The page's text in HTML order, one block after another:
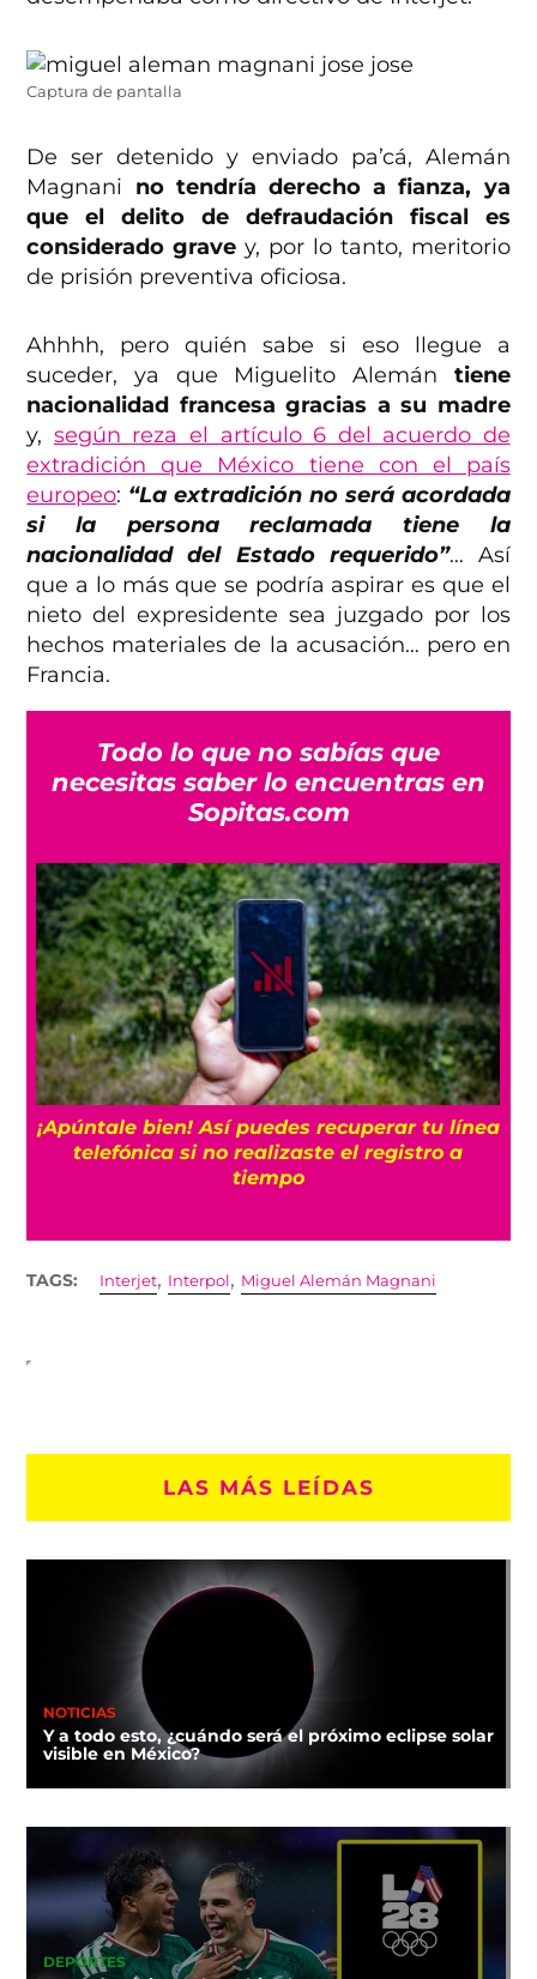
Captura de pantalla
De ser detenido y enviado pa’cá, Alemán
Magnani no tendría derecho a fianza, ya
que el delito de defraudación fiscal es
considerado grave y, por lo tanto, meritorio
de prisión preventiva oficiosa.
Ahhhh, pero quién sabe si eso llegue a
suceder, ya que Miguelito Alemán tiene
nacionalidad francesa gracias a su madre
y, según reza el artículo 6 del acuerdo de
extradición que México tiene con el país
europeo: “La extradición no será acordada
si la persona reclamada tiene la
nacionalidad del Estado requerido”… Así
que a lo más que se podría aspirar es que el
nieto del expresidente sea juzgado por los
hechos materiales de la acusación… pero en
Francia.
Todo lo que no sabías que
necesitas saber lo encuentras en
Sopitas.com
¡Apúntale bien! Así puedes recuperar tu línea
telefónica si no realizaste el registro a
tiempo
TAGS: Interjet, Interpol, Miguel Alemán Magnani
LAS MÁS LEÍDAS
NOTICIAS
Y a todo esto, ¿cuándo será el próximo eclipse solar
visible en México?
DEPORTES